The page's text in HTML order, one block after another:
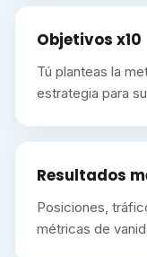
Objetivos x10
Tú planteas la
estrategia para
Resultados
Posiciones,
métricas de